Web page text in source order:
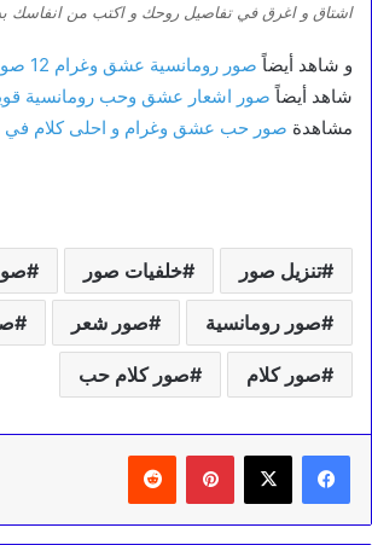
اشتاق و اغرق في تفاصيل روحك و اكتب من انفاسك
و شاهد أيضاً صور رومانسية عشق وغرام 12 صورة حب روعة
شاهد أيضاً صور اشعار عشق وحب رومانسية
مشاهدة صور حب عشق وغرام و احلى كلام في
تنزيل صور خلفيات صور
صور رومانسية صور شعر
صور كلام صور كلام حب
بينتيريست